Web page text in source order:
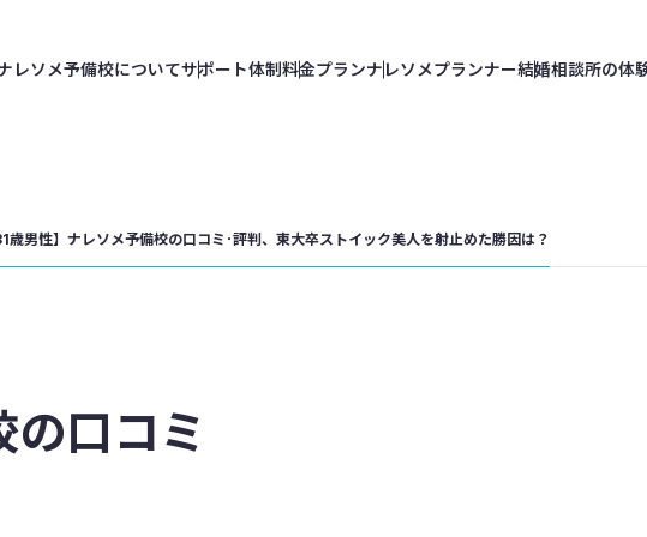
レソメ予備校についてサポート体制料金プランナレソメプランナー結婚相談所の体
31歳男性】ナレソメ予備校の口コミ･評判、東大卒ストイック美人を射止めた勝因は？
の口コミ